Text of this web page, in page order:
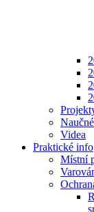
Videa
Praktické info
Místní